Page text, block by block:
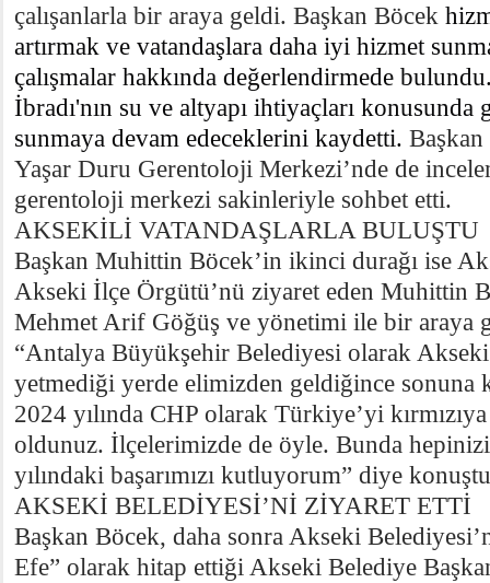
çalışanlarla bir araya geldi. Başkan Böcek
artırmak ve vatandaşlara daha iyi hizmet
çalışmalar hakkında değerlendirmede
İbradı'nın su ve altyapı ihtiyaçları
sunmaya devam edeceklerini kaydetti.
Yaşar Duru Gerentoloji Merkezi’nde de
gerentoloji merkezi sakinleriyle sohbet etti.
AKSEKİLİ VATANDAŞLARLA BULUŞTU
Başkan Muhittin Böcek’in ikinci durağı ise
Akseki İlçe Örgütü’nü ziyaret eden Muhittin
Mehmet Arif Göğüş ve yönetimi ile bir araya
“Antalya Büyükşehir Belediyesi olarak
yetmediği yerde elimizden geldiğince sonuna
2024 yılında CHP olarak Türkiye’yi
oldunuz. İlçelerimizde de öyle. Bunda
yılındaki başarımızı kutluyorum” diye
AKSEKİ BELEDİYESİ’Nİ ZİYARET ETTİ
Başkan Böcek, daha sonra Akseki
Efe” olarak hitap ettiği Akseki Belediye